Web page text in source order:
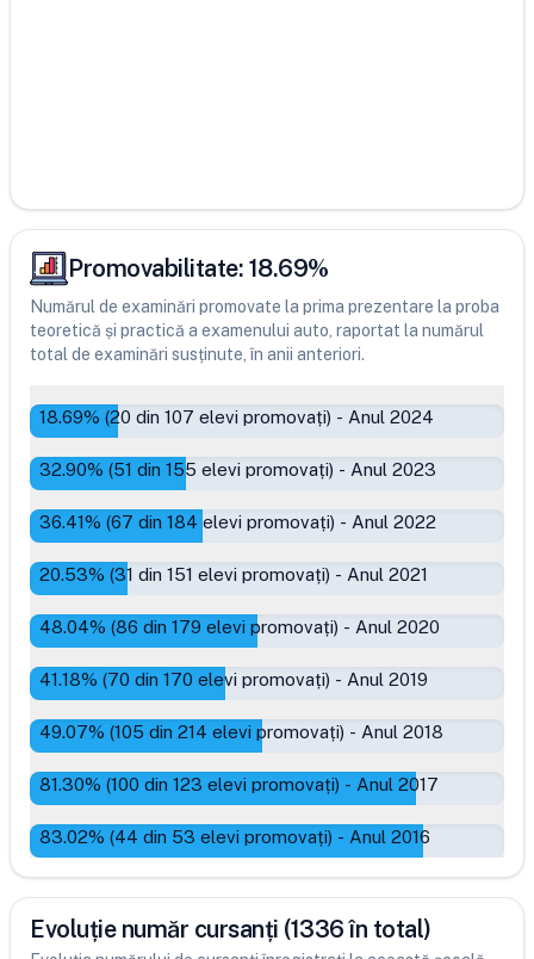
Promovabilitate: 18.69%
Numărul de examinări promovate la prima prezentare la proba
teoretică și practică a examenului auto, raportat la numărul
total de examinări susținute, în anii anteriori.
18.69% (20 din 107 elevi promovați) - Anul 2024
32.90% (51 din 155 elevi promovați) - Anul 2023
36.41% (67 din 184 elevi promovați) - Anul 2022
20.53% (31 din 151 elevi promovați) - Anul 2021
48.04% (86 din 179 elevi promovați) - Anul 2020
41.18% (70 din 170 elevi promovați) - Anul 2019
49.07% (105 din 214 elevi promovați) - Anul 2018
81.30% (100 din 123 elevi promovați) - Anul 2017
83.02% (44 din 53 elevi promovați) - Anul 2016
Evoluție număr cursanți (1336 în total)